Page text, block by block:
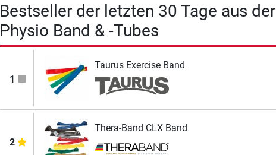
Bestseller der letzten 30 Tage aus
Physio Band & -Tubes
1
Taurus Exercise Band
2
Thera-Band CLX Band